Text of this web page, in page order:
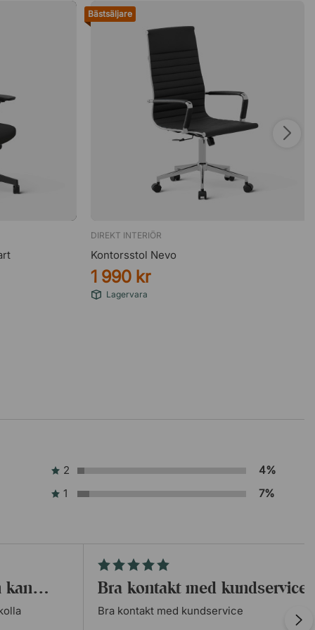
Bästsäljare
DIREKT INTERIÖR
Kontorsstol Nevo
1 990 kr
Lagervara
2
4%
1
7%
kan… Bra kontakt med kundservice
Bra kontakt med kundservice